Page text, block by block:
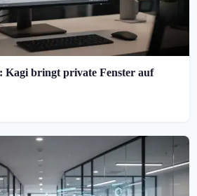
Kagi bringt private Fenster auf